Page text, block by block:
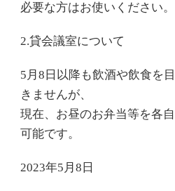
必要な方はお使いください。
2.貸会議室について
5月8日以降も飲酒や飲食を
きませんが、
現在、お昼のお弁当等を各
可能です。
2023年5月8日